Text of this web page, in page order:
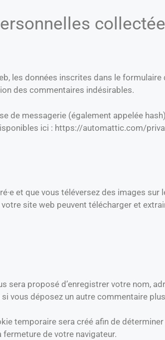
les données inscrites dans le
des commentaires indésirables.
de messagerie (également appelée
ici : https://automattic.com/
et que vous téléversez des images
site web peuvent télécharger et
sera proposé d’enregistrer votre nom,
vous déposez un autre commentaire
temporaire sera créé afin de
de votre navigateur.